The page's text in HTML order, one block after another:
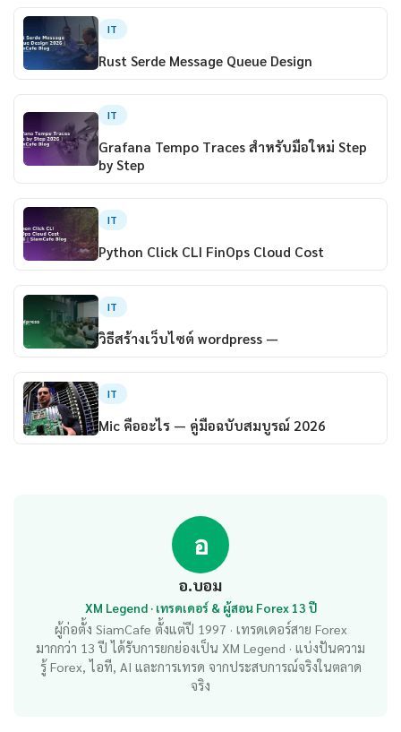
IT
Rust Serde Message Queue Design
IT
Grafana Tempo Traces สำหรับมือใหม่ Step
by Step
IT
Python Click CLI FinOps Cloud Cost
IT
วิธีสร้างเว็บไซต์ wordpress —
IT
Mic คืออะไร — คู่มือฉบับสมบูรณ์ 2026
อ
อ.บอม
XM Legend · เทรดเดอร์ & ผู้สอน Forex 13 ปี
ผู้ก่อตั้ง SiamCafe ตั้งแต่ปี 1997 · เทรดเดอร์สาย Forex
มากกว่า 13 ปี ได้รับการยกย่องเป็น XM Legend · แบ่งปันความ
รู้ Forex, ไอที, AI และการเทรด จากประสบการณ์จริงในตลาด
จริง